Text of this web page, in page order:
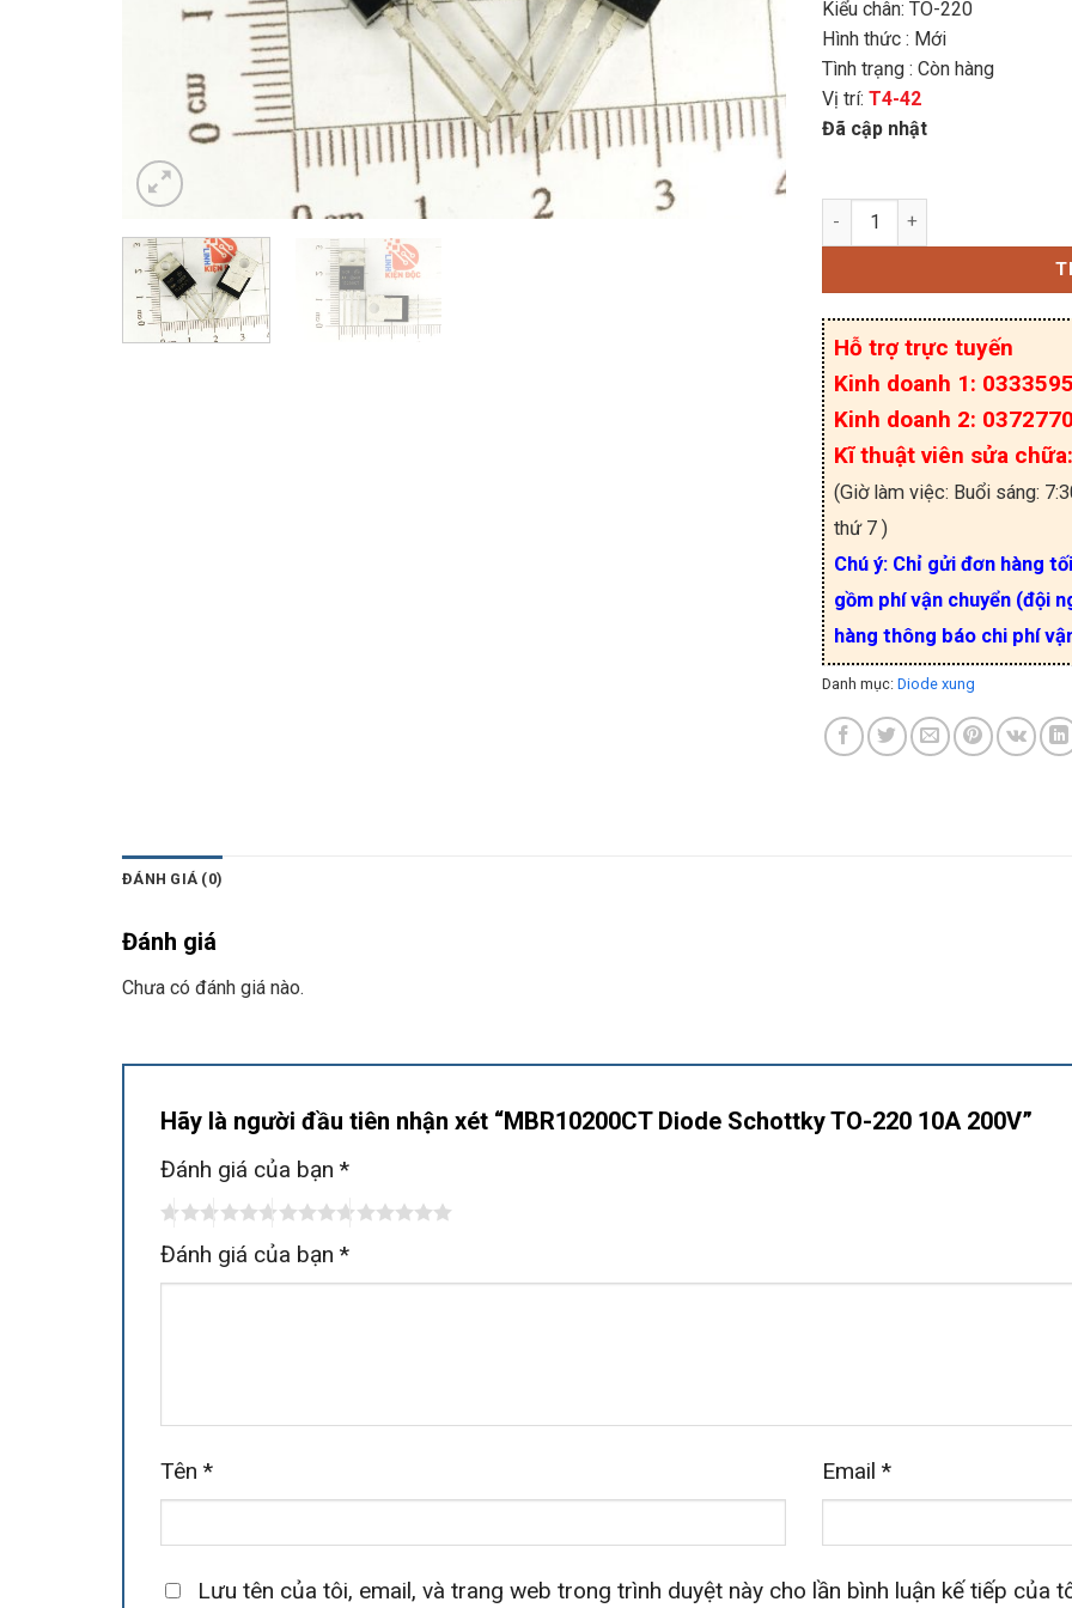
Kiểu chân: TO-220
Hình thức : Mới
Tình trạng : Còn hàng
Vị trí: T4-42
Đã cập nhật
MBR10200CT Diode
Hỗ trợ trực tuyến
Kinh doanh 1:
Kinh doanh 2:
Kĩ thuật viên sửa
(Giờ làm việc: Buổi sáng:
thứ 7 )
Chú ý: Chỉ gửi đơn hàng
gồm phí vận chuyển (đội
hàng thông báo chi phí
Danh mục: Diode xung
ĐÁNH GIÁ (0)
Đánh giá
Chưa có đánh giá nào.
Hãy là người đầu tiên nhận xét “MBR10200CT Diode Schottky TO-220 10A 200V”
Đánh giá của bạn *
Đánh giá của bạn *
Tên * Email *
Lưu tên của tôi, email, và trang web trong trình duyệt này cho lần bình luận kế tiếp của